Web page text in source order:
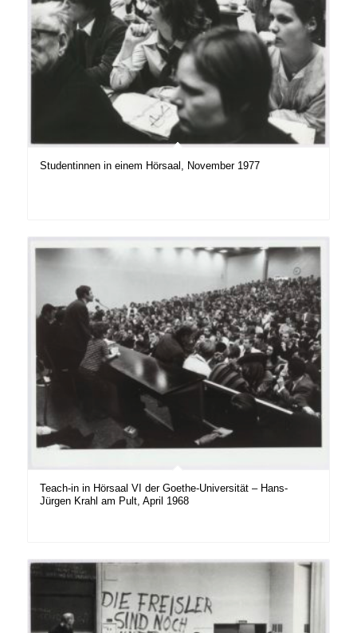
Studentinnen in einem Hörsaal, November 1977
Teach-in in Hörsaal VI der Goethe-Universität – Hans-
Jürgen Krahl am Pult, April 1968